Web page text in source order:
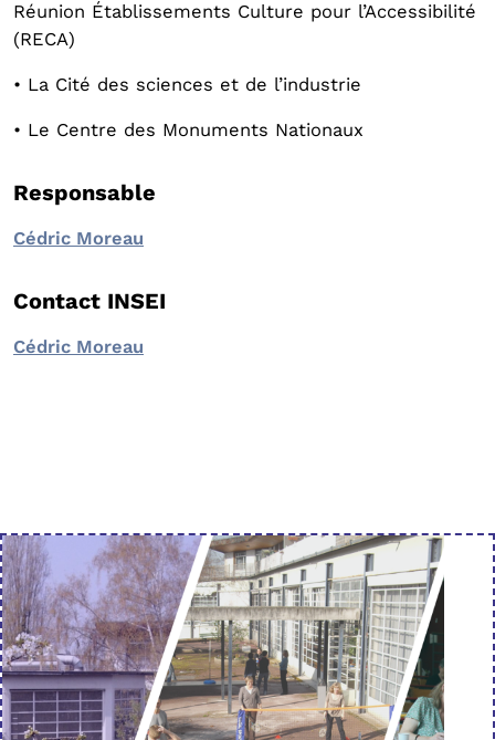
Réunion Établissements Culture pour l’Accessibilité
(RECA)
• La Cité des sciences et de l’industrie
• Le Centre des Monuments Nationaux
Responsable
Cédric Moreau
Contact INSEI
Cédric Moreau